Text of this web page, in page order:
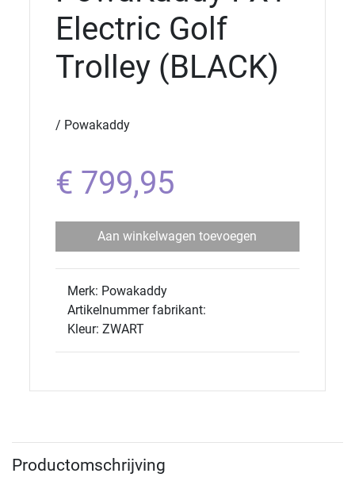
Electric Golf
Trolley (BLACK)
/ Powakaddy
€ 799,95
Aan winkelwagen toevoegen
Merk: Powakaddy
Artikelnummer fabrikant:
Kleur: ZWART
Productomschrijving